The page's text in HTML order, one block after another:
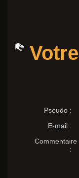
Pseudo :
E-mail :
Commentaire
: